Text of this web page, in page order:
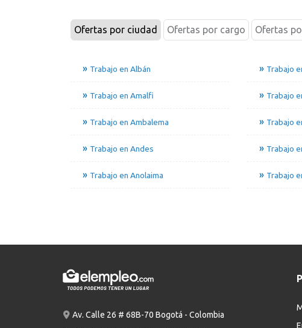
Ofertas por ciudad Ofertas por cargo Ofertas
Trabajo en Albán
Trabajo en Amalfi
Trabajo en Ambalema
Trabajo en Andes
Trabajo en Anolaima
Trabajo
Trabajo
Trabajo
Trabajo
Trabajo
Av. Calle 26 # 68B-70 Bogotá - Colombia